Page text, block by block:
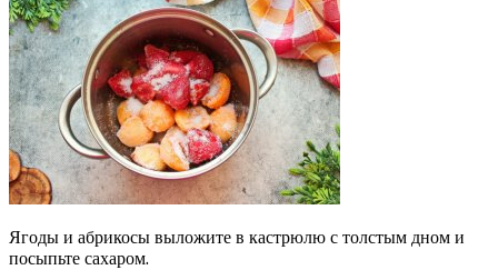
Ягоды и абрикосы выложите в кастрюлю с толстым дном и
посыпьте сахаром.